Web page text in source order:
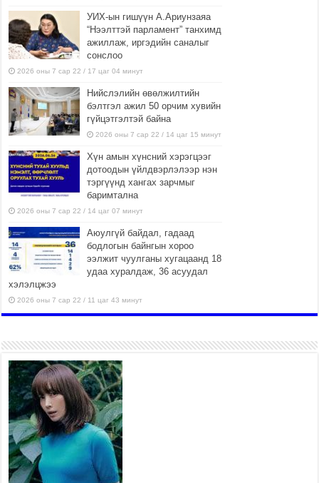
УИХ-ын гишүүн А.Ариунзаяа
“Нээлттэй парламент” танхимд
ажиллаж, иргэдийн саналыг
сонслоо
2026 оны 7 сар 22 / 17 цаг 04 минут
Нийслэлийн өвөлжилтийн
бэлтгэл ажил 50 орчим хувийн
гүйцэтгэлтэй байна
2026 оны 7 сар 22 / 14 цаг 15 минут
Хүн амын хүнсний хэрэгцээг
дотоодын үйлдвэрлэлээр нэн
тэргүүнд хангах зарчмыг
баримтална
2026 оны 7 сар 22 / 14 цаг 07 минут
Аюулгүй байдал, гадаад
бодлогын байнгын хороо
ээлжит чуулганы хугацаанд 18
удаа хуралдаж, 36 асуудал
хэлэлцжээ
2026 оны 7 сар 22 / 11 цаг 43 минут
боломжтой-Хүүхэд хөгжүүлэх
төв” байгуулах төсөлд төр,
хувийн хэвшлийн түншлэлийн хүрээнд хамтран
ажиллахыг урьж байна
2026 оны 7 сар 22 / 9 цаг 28 минут
Б.Пүрэвдагва: “Урт цагаан”-ыг
залуучууд чөлөөт цагаа
өнгөрүүлдэг, жуулчид зорьж
ирдэг цэг болгоно
2026 оны 7 сар 21 / 16 цаг 47 минут